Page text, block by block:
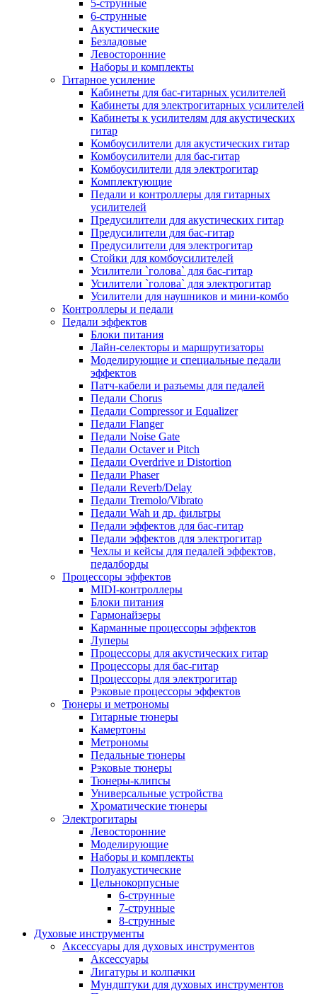
5-струнные
6-струнные
Акустические
Безладовые
Левосторонние
Наборы и комплекты
Гитарное усиление
Кабинеты для бас-гитарных усилителей
Кабинеты для электрогитарных усилителей
Кабинеты к усилителям для акустических
гитар
Комбоусилители для акустических гитар
Комбоусилители для бас-гитар
Комбоусилители для электрогитар
Комплектующие
Педали и контроллеры для гитарных
усилителей
Предусилители для акустических гитар
Предусилители для бас-гитар
Предусилители для электрогитар
Стойки для комбоусилителей
Усилители `голова` для бас-гитар
Усилители `голова` для электрогитар
Усилители для наушников и мини-комбо
Контроллеры и педали
Педали эффектов
Блоки питания
Лайн-селекторы и маршрутизаторы
Моделирующие и специальные педали
эффектов
Патч-кабели и разъемы для педалей
Педали Chorus
Педали Compressor и Equalizer
Педали Flanger
Педали Noise Gate
Педали Octaver и Pitch
Педали Overdrive и Distortion
Педали Phaser
Педали Reverb/Delay
Педали Tremolo/Vibrato
Педали Wah и др. фильтры
Педали эффектов для бас-гитар
Педали эффектов для электрогитар
Чехлы и кейсы для педалей эффектов,
педалборды
Процессоры эффектов
MIDI-контроллеры
Блоки питания
Гармонайзеры
Карманные процессоры эффектов
Луперы
Процессоры для акустических гитар
Процессоры для бас-гитар
Процессоры для электрогитар
Рэковые процессоры эффектов
Тюнеры и метрономы
Гитарные тюнеры
Камертоны
Метрономы
Педальные тюнеры
Рэковые тюнеры
Тюнеры-клипсы
Универсальные устройства
Хроматические тюнеры
Электрогитары
Левосторонние
Моделирующие
Наборы и комплекты
Полуакустические
Цельнокорпусные
6-струнные
7-струнные
8-струнные
Духовые инструменты
Аксессуары для духовых инструментов
Аксессуары
Лигатуры и колпачки
Мундштуки для духовых инструментов